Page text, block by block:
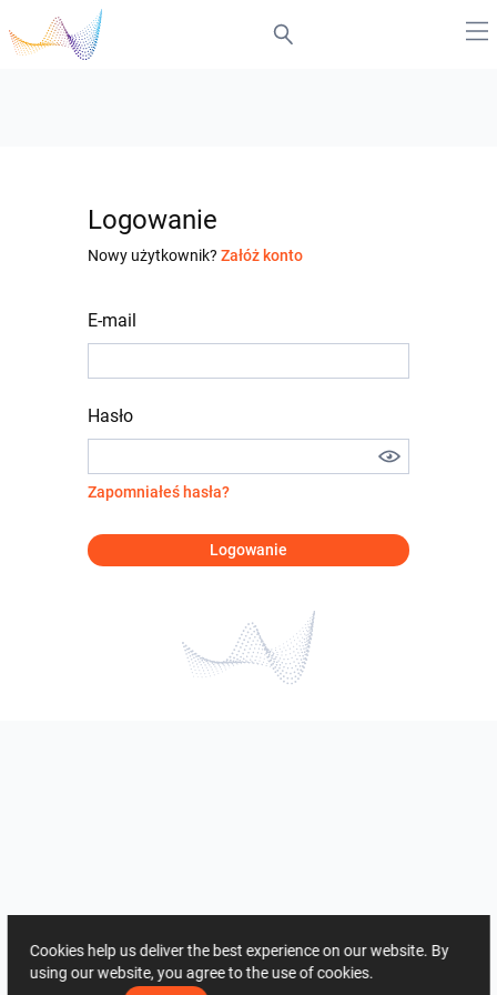
Logowanie
Nowy użytkownik? Załóż konto
E-mail
Hasło
Zapomniałeś hasła?
Logowanie
Cookies help us deliver the best experience on our website. By
using our website, you agree to the use of cookies.